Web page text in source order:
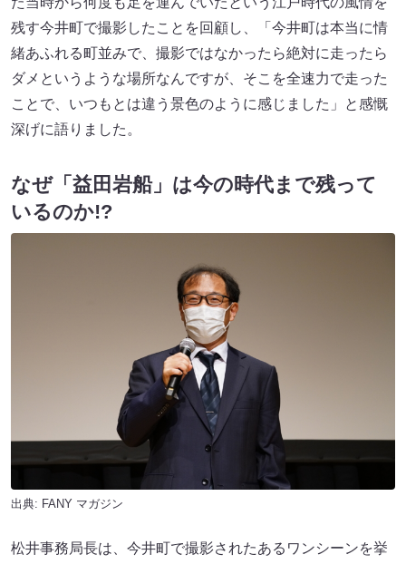
残す今井町で撮影したことを回顧し、「今井町は本当に情
緒あふれる町並みで、撮影ではなかったら絶対に走ったら
ダメというような場所なんですが、そこを全速力で走った
ことで、いつもとは違う景色のように感じました」と感慨
深げに語りました。
なぜ「益田岩船」は今の時代まで残って
いるのか!?
出典: FANY マガジン
松井事務局長は、今井町で撮影されたあるワンシーンを挙